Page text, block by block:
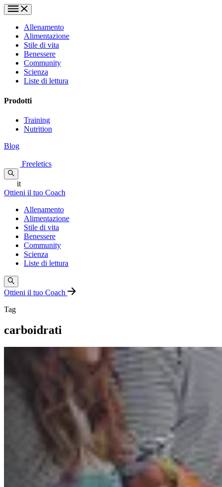
Allenamento
Alimentazione
Stile di vita
Benessere
Community
Scienza
Liste di lettura
Prodotti
Training
Nutrition
Blog
Freeletics
it
Ottieni il tuo Coach
Allenamento
Alimentazione
Stile di vita
Benessere
Community
Scienza
Liste di lettura
Ottieni il tuo Coach
Tag
carboidrati